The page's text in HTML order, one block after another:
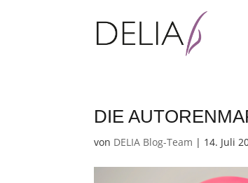
DIE
von DELIA Blog-Team | 14. Juli